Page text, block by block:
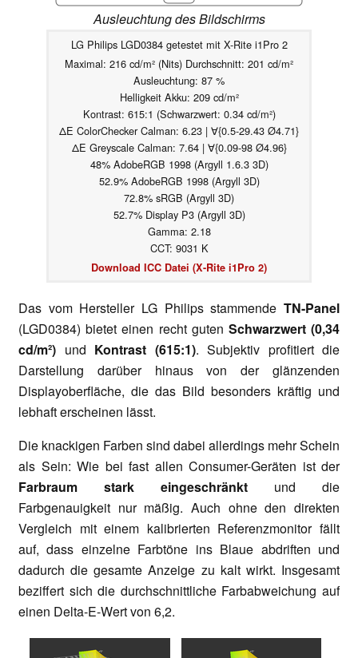
Ausleuchtung des Bildschirms
LG Philips LGD0384 getestet mit X-Rite i1Pro 2
Maximal: 216 cd/m² (Nits) Durchschnitt: 201 cd/m²
Ausleuchtung: 87 %
Helligkeit Akku: 209 cd/m²
Kontrast: 615:1 (Schwarzwert: 0.34 cd/m²)
ΔE ColorChecker Calman: 6.23 | ∀{0.5-29.43 Ø4.71}
ΔE Greyscale Calman: 7.64 | ∀{0.09-98 Ø4.96}
48% AdobeRGB 1998 (Argyll 1.6.3 3D)
52.9% AdobeRGB 1998 (Argyll 3D)
72.8% sRGB (Argyll 3D)
52.7% Display P3 (Argyll 3D)
Gamma: 2.18
CCT: 9031 K
Download ICC Datei (X-Rite i1Pro 2)
Das vom Hersteller LG Philips stammende TN-Panel
(LGD0384) bietet einen recht guten Schwarzwert (0,34
cd/m²) und Kontrast (615:1). Subjektiv profitiert die
Darstellung darüber hinaus von der glänzenden
Displayoberfläche, die das Bild besonders kräftig und
lebhaft erscheinen lässt.
Die knackigen Farben sind dabei allerdings mehr Schein
als Sein: Wie bei fast allen Consumer-Geräten ist der
Farbraum stark eingeschränkt und die
Farbgenauigkeit nur mäßig. Auch ohne den direkten
Vergleich mit einem kalibrierten Referenzmonitor fällt
auf, dass einzelne Farbtöne ins Blaue abdriften und
dadurch die gesamte Anzeige zu kalt wirkt. Insgesamt
beziffert sich die durchschnittliche Farbabweichung auf
einen Delta-E-Wert von 6,2.